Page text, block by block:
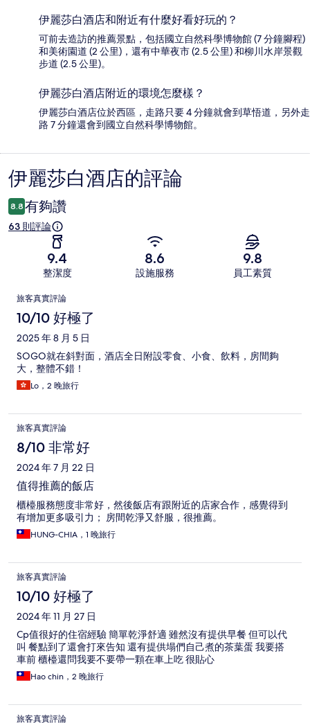
伊麗莎白酒店和附近有什麼好看好玩的？
可前去造訪的推薦景點，包括國立自然科學博物館 (7 分鐘腳程)
和美術園道 (2 公里)，還有中華夜市 (2.5 公里) 和柳川水岸景觀
步道 (2.5 公里)。
伊麗莎白酒店附近的環境怎麼樣？
伊麗莎白酒店位於西區，走路只要 4 分鐘就會到草悟道，另外走
路 7 分鐘還會到國立自然科學博物館。
評
論
伊麗莎白酒店的評論
8.8 有夠讚
63 則評論
9.4
整潔度
8.6
設施服務
9.8
員工素質
評
論
旅客真實評論
10/10 好極了
2025 年 8 月 5 日
SOGO就在斜對面，酒店全日附設零食、小食、飲料，房間夠
大，整體不錯！
Lo，2 晚旅行
旅客真實評論
8/10 非常好
2024 年 7 月 22 日
值得推薦的飯店
櫃檯服務態度非常好，然後飯店有跟附近的店家合作，感覺得到
有增加更多吸引力； 房間乾淨又舒服，很推薦。
HUNG-CHIA，1 晚旅行
旅客真實評論
10/10 好極了
2024 年 11 月 27 日
Cp值很好的住宿經驗 簡單乾淨舒適 雖然沒有提供早餐 但可以代
叫 餐點到了還會打來告知 還有提供塌們自己煮的茶葉蛋 我要搭
車前 櫃檯還問我要不要帶一顆在車上吃 很貼心
Hao chin，2 晚旅行
旅客真實評論